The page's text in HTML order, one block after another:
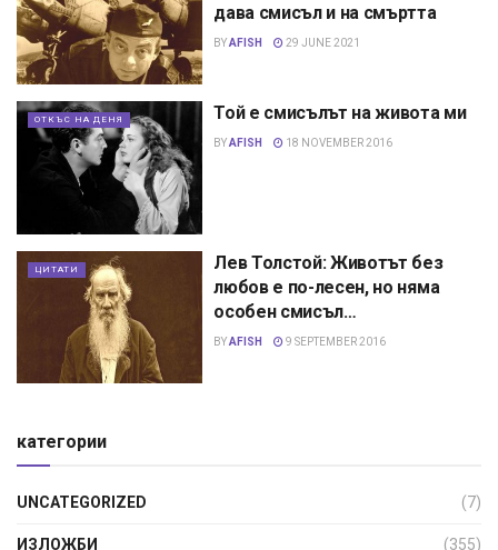
дава смисъл и на смъртта
BYAFISH 29 JUNE 2021
ОТКЪС НА ДЕНЯ Той е смисълът на живота ми
BYAFISH 18 NOVEMBER 2016
ЦИТАТИ
Лев Толстой: Животът без
любов е по-лесен, но няма
особен смисъл…
BYAFISH 9 SEPTEMBER 2016
категории
UNCATEGORIZED (7)
ИЗЛОЖБИ (355)